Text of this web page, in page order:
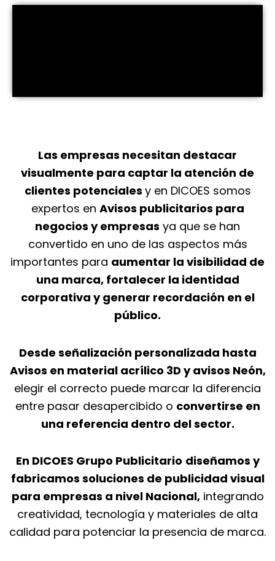
Las empresas necesitan destacar
visualmente para captar la atención de
clientes potenciales y en DICOES somos
expertos en Avisos publicitarios para
negocios y empresas ya que se han
convertido en uno de las aspectos más
importantes para aumentar la visibilidad de
una marca, fortalecer la identidad
corporativa y generar recordación en el
público.
Desde señalización personalizada hasta
Avisos en material acrílico 3D y avisos Neón,
elegir el correcto puede marcar la diferencia
entre pasar desapercibido o convertirse en
una referencia dentro del sector.
En DICOES Grupo Publicitario diseñamos y
fabricamos soluciones de publicidad visual
para empresas a nivel Nacional,integrando
creatividad, tecnología y materiales de alta
calidad para potenciar la presencia de marca.